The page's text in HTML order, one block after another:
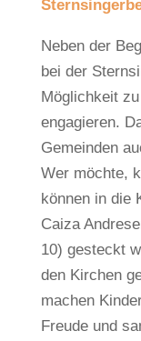
Neben der
bei der
Möglichkeit
engagieren.
Gemeinden
Wer möchte,
können in die
Caiza
10) gesteckt
den Kirchen
machen
Freude und